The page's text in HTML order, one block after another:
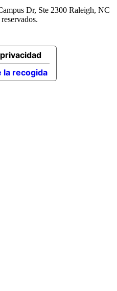
Dr, Ste 2300 Raleigh, NC
la recogida